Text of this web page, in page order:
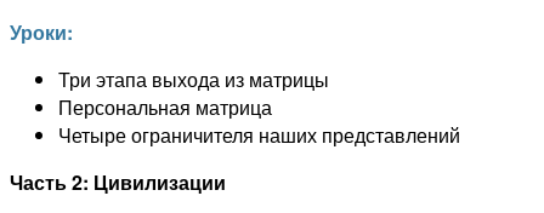
Уроки:
Три этапа выхода из матрицы
Персональная матрица
Четыре ограничителя наших представлений
Часть 2: Цивилизации